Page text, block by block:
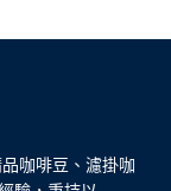
品咖啡豆、濾掛咖